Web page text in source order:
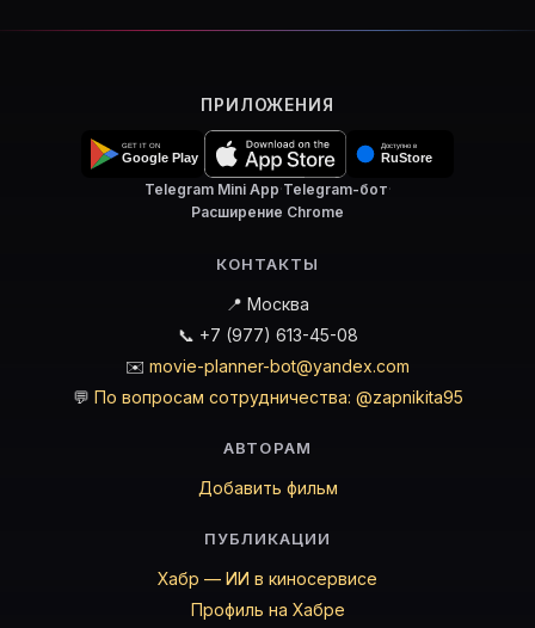
ПРИЛОЖЕНИЯ
Telegram Mini App·Telegram-бот·
Расширение Chrome
КОНТАКТЫ
📍 Москва
📞 +7 (977) 613-45-08
✉️ movie-planner-bot@yandex.com
💬 По вопросам сотрудничества: @zapnikita95
АВТОРАМ
Добавить фильм
ПУБЛИКАЦИИ
Хабр — ИИ в киносервисе
Профиль на Хабре